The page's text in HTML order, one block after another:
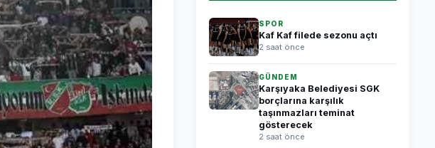
SPOR
Kaf Kaf filede sezonu açtı
2 saat önce
GÜNDEM
Karşıyaka Belediyesi SGK
borçlarına karşılık
taşınmazları teminat
gösterecek
2 saat önce